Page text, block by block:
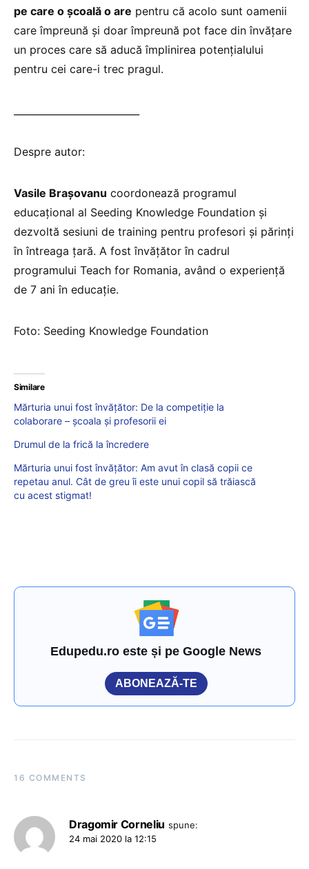
pe care o școală o are pentru că acolo sunt oamenii
care împreună și doar împreună pot face din învățare
un proces care să aducă împlinirea potențialului
pentru cei care-i trec pragul.
Despre autor:
Vasile Brașovanu coordonează programul
educațional al Seeding Knowledge Foundation și
dezvoltă sesiuni de training pentru profesori și părinți
în întreaga țară. A fost învățător în cadrul
programului Teach for Romania, având o experiență
de 7 ani în educație.
Foto: Seeding Knowledge Foundation
Similare
Mărturia unui fost învățător: De la competiție la
colaborare – școala și profesorii ei
Drumul de la frică la încredere
Mărturia unui fost învățător: Am avut în clasă copii ce
repetau anul. Cât de greu îi este unui copil să trăiască
cu acest stigmat!
Edupedu.ro este și pe Google News
ABONEAZĂ-TE
16 COMMENTS
Dragomir Corneliu spune:
24 mai 2020 la 12:15